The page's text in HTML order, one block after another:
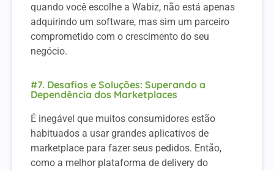
quando você escolhe a Wabiz, não está apenas
adquirindo um software, mas sim um parceiro
comprometido com o crescimento do seu
negócio.
#7. Desafios e Soluções: Superando a
Dependência dos Marketplaces
É inegável que muitos consumidores estão
habituados a usar grandes aplicativos de
marketplace para fazer seus pedidos. Então,
como a melhor plataforma de delivery do